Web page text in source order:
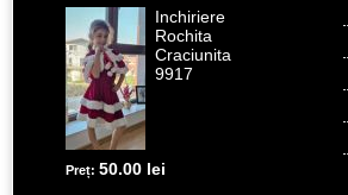
Inchiriere
Rochita
Craciunita
9917
Preț: 50.00 lei